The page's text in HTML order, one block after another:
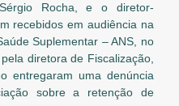
Rocha, e o diretor-
recebidos em audiência na
Suplementar – ANS, no
diretora de Fiscalização,
entregaram uma denúncia
sobre a retenção de